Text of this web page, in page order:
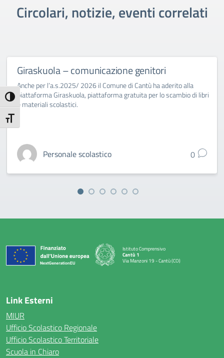
Attiva/disattiva alto contrasto
Attiva/disattiva dimensione testo
Circolari, notizie, eventi correlati
Giraskuola – comunicazione genitori
Anche per l’a.s.2025/ 2026 il Comune di Cantù ha aderito alla
piattaforma Giraskuola, piattaforma gratuita per lo scambio di libri
e materiali scolastici.
Personale scolastico 0
Istituto Comprensivo
Cantù 1
Via Manzoni 19 - Cantù (CO)
— Visita la pagina iniziale della scuola
Link Esterni
MIUR
Ufficio Scolastico Regionale
Ufficio Scolastico Territoriale
Scuola in Chiaro